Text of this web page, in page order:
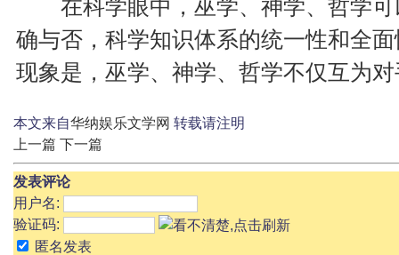
在科学眼中，巫学、神学、哲学可
确与否，科学知识体系的统一性和全
现象是，巫学、神学、哲学不仅互为
本文来自华纳娱乐文学网 转载请注明
上一篇 下一篇
发表评论
用户名:
验证码:
匿名发表